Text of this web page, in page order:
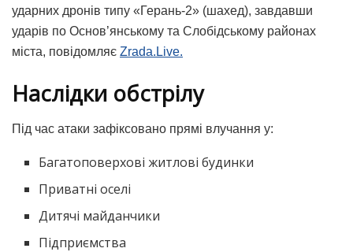
ударних дронів типу «Герань-2» (шахед), завдавши
ударів по Основ’янському та Слобідському районах
міста, повідомляє Zrada.Live.
Наслідки обстрілу
Під час атаки зафіксовано прямі влучання у:
Багатоповерхові житлові будинки
Приватні оселі
Дитячі майданчики
Підприємства